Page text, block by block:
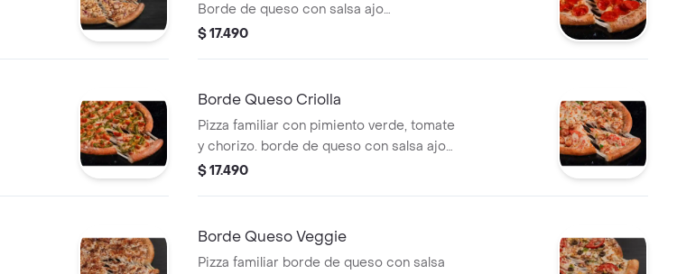
Borde de queso con salsa ajo
parmesano.
$ 17.490
Borde Queso Criolla
Pizza familiar con pimiento verde, tomate
y chorizo. borde de queso con salsa ajo
parmesano.
$ 17.490
Borde Queso Veggie
Pizza familiar borde de queso con salsa